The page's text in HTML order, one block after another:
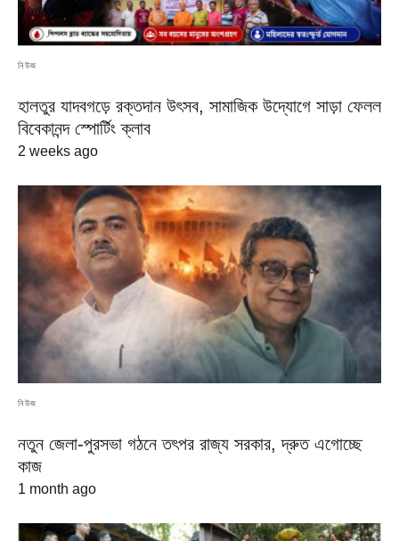
নিউজ
হালতুর যাদবগড়ে রক্তদান উৎসব, সামাজিক উদ্যোগে সাড়া ফেলল
বিবেকানন্দ স্পোর্টিং ক্লাব
2 weeks ago
নিউজ
নতুন জেলা-পুরসভা গঠনে তৎপর রাজ্য সরকার, দ্রুত এগোচ্ছে
কাজ
1 month ago